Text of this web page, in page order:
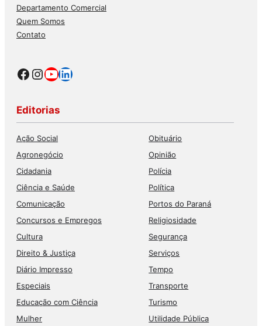
Departamento Comercial
Quem Somos
Contato
Facebook
Instagram
Youtube
LinkedIn
Editorias
Ação Social
Agronegócio
Cidadania
Ciência e Saúde
Comunicação
Concursos e Empregos
Cultura
Direito & Justiça
Diário Impresso
Especiais
Educação com Ciência
Mulher
Obituário
Opinião
Polícia
Política
Portos do Paraná
Religiosidade
Segurança
Serviços
Tempo
Transporte
Turismo
Utilidade Pública